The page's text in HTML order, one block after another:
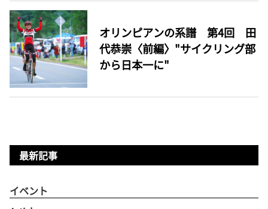
オリンピアンの系譜 第4回 田
代恭崇〈前編〉"サイクリング部
から日本一に"
最新記事
イベント